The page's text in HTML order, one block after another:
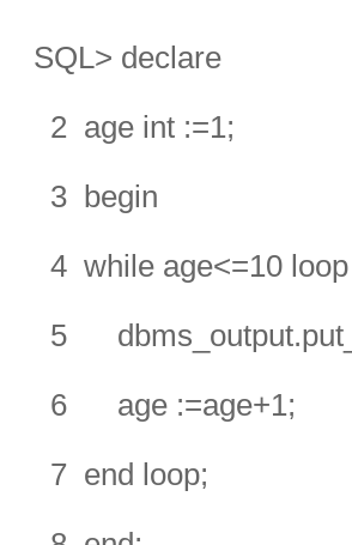
SQL> declare
2 age int :=1;
3 begin
4 while age<=10 loop
5
6 age :=age+1;
7 end loop;